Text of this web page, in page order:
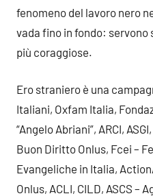
fenomeno del lavoro nero
vada fino in fondo: servono
più coraggiose.
Ero straniero è una
Italiani, Oxfam Italia,
“Angelo Abriani”, ARCI,
Buon Diritto Onlus, Fcei –
Evangeliche in Italia,
Onlus, ACLI, CILD, ASCS –